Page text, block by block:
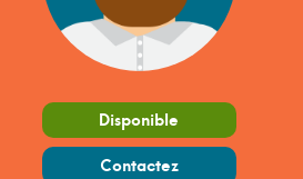
Disponible
Contactez